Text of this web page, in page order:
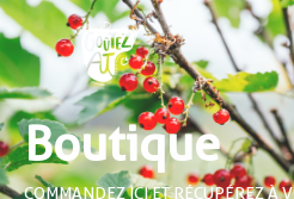
Boutique
COMMANDEZ ICI ET RÉCUPÉREZ À